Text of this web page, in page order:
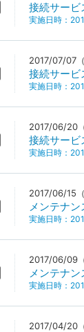
接続サービ
実施日時：
2017/07/07（
接続サービ
実施日時：
2017/06/20（
接続サービ
実施日時：
2017/06/15（
メンテナ
実施日時：
2017/06/09（
メンテナ
実施日時：
2017/04/20（